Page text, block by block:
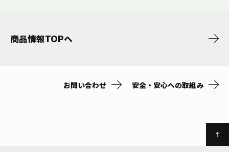
商品情報TOPへ
お問い合わせ 安全・安心への取組み